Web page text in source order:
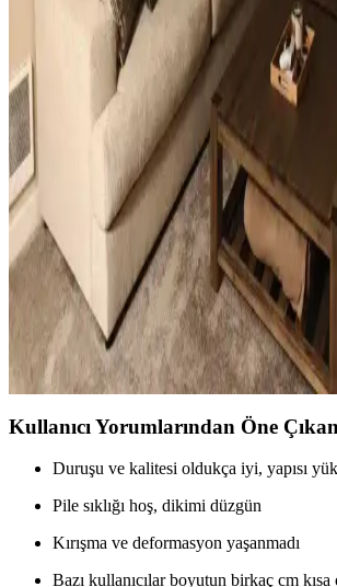
Sıcak beyaz duvarlar ve açık kahverengi
çubuğu seçimi, estetik ve fonksiyonel açıdan
belirler. Doğru renk ve malzeme tercihleri
katar.
Ev Dekorasyonunda Küçük
Mekanların Kişisel ve Estetik
Ev dekorasyonunda aydınlatma, halı, sanat
uyumu gibi küçük ama etkili dokunuşlar,
estetik görünümünü önemli ölçüde değiştirir.
Küçük Oturma Odası
Katmanlama Teknikleriyle Alanı
Küçük oturma odalarında perde, aydınlatma,
seçimleriyle denge ve katmanlama sağlanarak
genişletilir ve fonksiyonellik artırılır.
Kullanıcı Yorumlarından Öne
Duruşu ve kalitesi oldukça iyi, yapısı
Pile sıklığı hoş, dikimi düzgün
Kırışma ve deformasyon yaşanmadı
Bazı kullanıcılar boyutun birkaç cm